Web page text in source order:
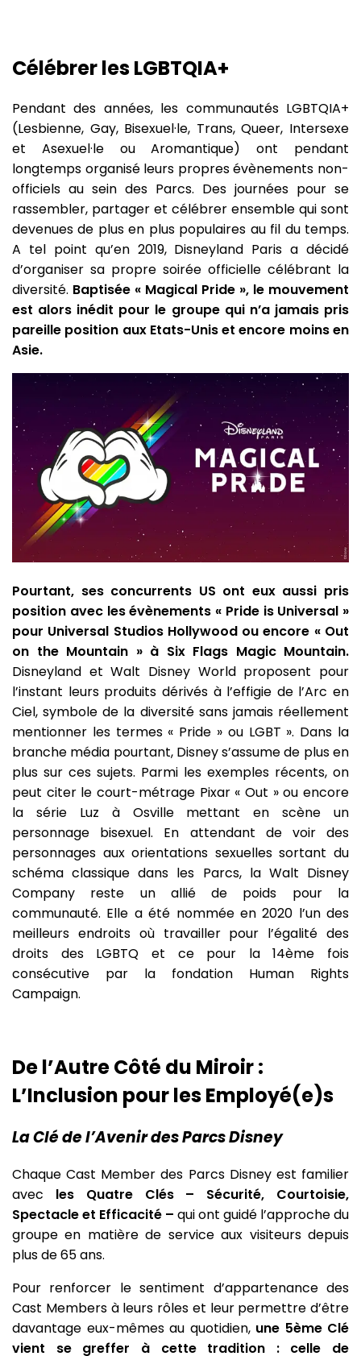
Célébrer les LGBTQIA+
Pendant des années, les communautés LGBTQIA+
(Lesbienne, Gay, Bisexuel·le, Trans, Queer, Intersexe
et Asexuel·le ou Aromantique) ont pendant
longtemps organisé leurs propres évènements non-
officiels au sein des Parcs. Des journées pour se
rassembler, partager et célébrer ensemble qui sont
devenues de plus en plus populaires au fil du temps.
A tel point qu’en 2019, Disneyland Paris a décidé
d’organiser sa propre soirée officielle célébrant la
diversité. Baptisée « Magical Pride », le mouvement
est alors inédit pour le groupe qui n’a jamais pris
pareille position aux Etats-Unis et encore moins en
Asie.
Pourtant, ses concurrents US ont eux aussi pris
position avec les évènements « Pride is Universal »
pour Universal Studios Hollywood ou encore « Out
on the Mountain » à Six Flags Magic Mountain.
Disneyland et Walt Disney World proposent pour
l’instant leurs produits dérivés à l’effigie de l’Arc en
Ciel, symbole de la diversité sans jamais réellement
mentionner les termes « Pride » ou LGBT ». Dans la
branche média pourtant, Disney s’assume de plus en
plus sur ces sujets. Parmi les exemples récents, on
peut citer le court-métrage Pixar « Out » ou encore
la série Luz à Osville mettant en scène un
personnage bisexuel. En attendant de voir des
personnages aux orientations sexuelles sortant du
schéma classique dans les Parcs, la Walt Disney
Company reste un allié de poids pour la
communauté. Elle a été nommée en 2020 l’un des
meilleurs endroits où travailler pour l’égalité des
droits des LGBTQ et ce pour la 14ème fois
consécutive par la fondation Human Rights
Campaign.
De l’Autre Côté du Miroir :
L’Inclusion pour les Employé(e)s
La Clé de l’Avenir des Parcs Disney
Chaque Cast Member des Parcs Disney est familier
avec les Quatre Clés – Sécurité, Courtoisie,
Spectacle et Efficacité – qui ont guidé l’approche du
groupe en matière de service aux visiteurs depuis
plus de 65 ans.
Pour renforcer le sentiment d’appartenance des
Cast Members à leurs rôles et leur permettre d’être
davantage eux-mêmes au quotidien, une 5ème Clé
vient se greffer à cette tradition : celle de